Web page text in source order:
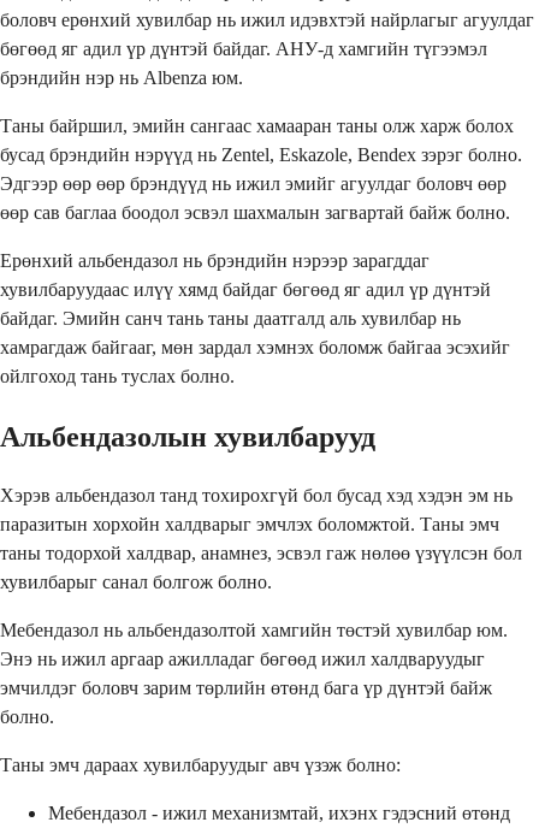
боловч ерөнхий хувилбар нь ижил идэвхтэй найрлагыг агуулдаг
бөгөөд яг адил үр дүнтэй байдаг. АНУ-д хамгийн түгээмэл
брэндийн нэр нь Albenza юм.
Таны байршил, эмийн сангаас хамааран таны олж харж болох
бусад брэндийн нэрүүд нь Zentel, Eskazole, Bendex зэрэг болно.
Эдгээр өөр өөр брэндүүд нь ижил эмийг агуулдаг боловч өөр
өөр сав баглаа боодол эсвэл шахмалын загвартай байж болно.
Ерөнхий альбендазол нь брэндийн нэрээр зарагддаг
хувилбаруудаас илүү хямд байдаг бөгөөд яг адил үр дүнтэй
байдаг. Эмийн санч тань таны даатгалд аль хувилбар нь
хамрагдаж байгааг, мөн зардал хэмнэх боломж байгаа эсэхийг
ойлгоход тань туслах болно.
Альбендазолын хувилбарууд
Хэрэв альбендазол танд тохирохгүй бол бусад хэд хэдэн эм нь
паразитын хорхойн халдварыг эмчлэх боломжтой. Таны эмч
таны тодорхой халдвар, анамнез, эсвэл гаж нөлөө үзүүлсэн бол
хувилбарыг санал болгож болно.
Мебендазол нь альбендазолтой хамгийн төстэй хувилбар юм.
Энэ нь ижил аргаар ажилладаг бөгөөд ижил халдваруудыг
эмчилдэг боловч зарим төрлийн өтөнд бага үр дүнтэй байж
болно.
Таны эмч дараах хувилбаруудыг авч үзэж болно:
Мебендазол - ижил механизмтай, ихэнх гэдэсний өтөнд